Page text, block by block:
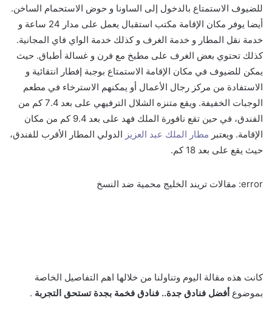
للضيوف الاستمتاع بالدخول إلى الساونا و حوض الاستحمام الساخن.
أيضا يوفر مكان الإقامة مكتب استقبال يعمل على مدار 24 ساعة و
خدمة نقل المطار و خدمة الغرف و كذلك خدمة الواي فاي المجانية.
كذلك تحتوي بعض الغرف على مطبخ مع فرن و غسالة أطباق. حيث
يمكن للضيوف في مكان الإقامة الاستمتاع بوجبة إفطار انتقائية و
الاستفادة من مركز رجال الأعمال أو يمكنهم الاسترخاء في مطعم
الوجبات الخفيفة. ويقع متنزه الشلال الترفيهي على بعد 7.4 كم من
الفندق، في حين تقع نافورة الملك فهد على بعد 9.4 كم من مكان
الإقامة. ويعتبر مطار الملك عبد العزيز الدولي المطار الأقرب للفندق،
حيث يقع على بعد 18 كم.
error: مقالات تريند الخليج محمية ضد النسخ
كانت هذه مقالة اليوم وتناولنا من خلالها اهم التفاصيل الخاصة
بموضوع أفضل فنادق جدة.. فنادق فخمة بجدة تستحق التجربة .